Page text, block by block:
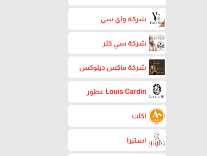
شركة واي سي
شركة سي كلر
شركة ماكس ديلوكس
Louis Cardin عطور
اكات
استيرا